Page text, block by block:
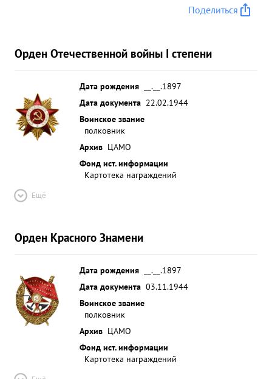
Поделиться
Орден Отечественной войны I степени
Дата рождения
__.__.1897
Дата документа 22.02.1944
Воинское звание
полковник
Архив ЦАМО
Фонд ист. информации
Картотека награждений
Ещё
Орден Красного Знамени
Дата рождения
__.__.1897
Дата документа 03.11.1944
Воинское звание
полковник
Архив ЦАМО
Фонд ист. информации
Картотека награждений